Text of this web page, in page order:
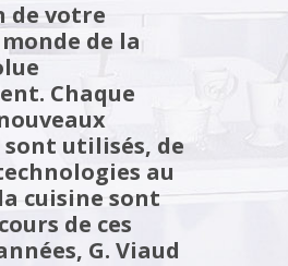
de votre
monde de la
Chaque
utilisés, de
au
cuisine sont
de ces
G. Viaud